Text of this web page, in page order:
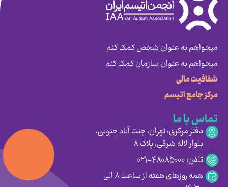
میخواهم به عنوان شخص کمک کنم
میخواهم به عنوان سازمان کمک کنم
شفافیت مالی
مرکز جامع اتیسم
تماس با ما
دفتر مرکزی: تهران، جنت آباد جنوبی،
بلوار لاله شرقی، پلاک ۸
تلفن: ۴۸۰۸۵۰۰۰-۰۲۱
همه روزهای هفته از ساعت ۸ الی